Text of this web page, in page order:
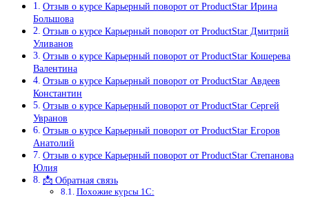
Отзыв о курсе Карьерный поворот от ProductStar Ирина
Большова
Отзыв о курсе Карьерный поворот от ProductStar Дмитрий
Уливанов
Отзыв о курсе Карьерный поворот от ProductStar Кошерева
Валентина
Отзыв о курсе Карьерный поворот от ProductStar Авдеев
Константин
Отзыв о курсе Карьерный поворот от ProductStar Сергей
Увранов
Отзыв о курсе Карьерный поворот от ProductStar Егоров
Анатолий
Отзыв о курсе Карьерный поворот от ProductStar Степанова
Юлия
📩 Обратная связь
Похожие курсы 1С: